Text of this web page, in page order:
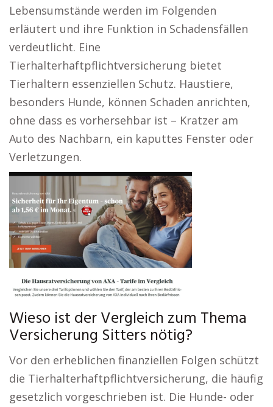
Lebensumstände werden im Folgenden
erläutert und ihre Funktion in Schadensfällen
verdeutlicht. Eine
Tierhalterhaftpflichtversicherung bietet
Tierhaltern essenziellen Schutz. Haustiere,
besonders Hunde, können Schaden anrichten,
ohne dass es vorhersehbar ist – Kratzer am
Auto des Nachbarn, ein kaputtes Fenster oder
Verletzungen.
Wieso ist der Vergleich zum Thema
Versicherung Sitters nötig?
Vor den erheblichen finanziellen Folgen schützt
die Tierhalterhaftpflichtversicherung, die häufig
gesetzlich vorgeschrieben ist. Die Hunde- oder